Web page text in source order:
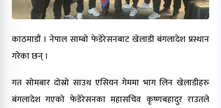
काठमाडौं । नेपाल साम्बो फेडेरेसनबाट खेलाडी बंगलादेश प्रस्थान
गरेका छन् ।
गत सोमबार दोस्रो साउथ एसियन गेममा भाग लिन खेलाडीहरु
बंगलादेश गएको फेडेरेसनका महासचिव कृष्णबहादुर राउतले